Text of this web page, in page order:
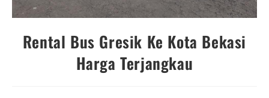
Rental Bus Gresik Ke Kota Bekasi
Harga Terjangkau